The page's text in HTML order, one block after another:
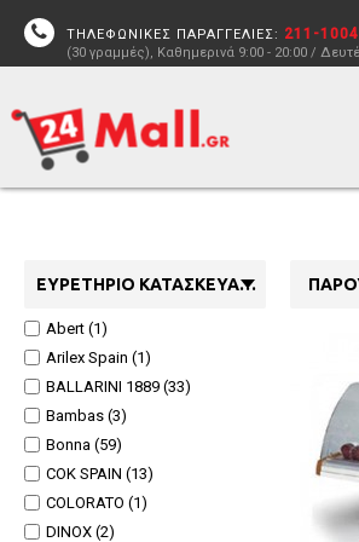
ΤΗΛΕΦΩΝΙΚΕΣ ΠΑΡΑΓΓΕΛΙΕΣ: 211-
(30 γραμμές), Καθημερινά 9:00 - 20:00 /
ΕΥΡΕΤΉΡΙΟ ΚΑΤΑΣΚΕΥΑΣΤΏΝ
Abert (1)
Arilex Spain (1)
BALLARINI 1889 (33)
Bambas (3)
Bonna (59)
COK SPAIN (13)
COLORATO (1)
DINOX (2)